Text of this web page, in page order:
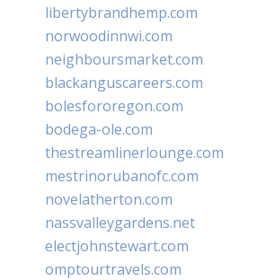
libertybrandhemp.com
norwoodinnwi.com
neighboursmarket.com
blackanguscareers.com
bolesfororegon.com
bodega-ole.com
thestreamlinerlounge.com
mestrinorubanofc.com
novelatherton.com
nassvalleygardens.net
electjohnstewart.com
omptourtravels.com